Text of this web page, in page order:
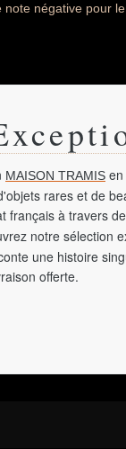
note négative pour le
MAISON TRAMIS
rares et de
français à travers
notre sélection
une histoire
offerte.